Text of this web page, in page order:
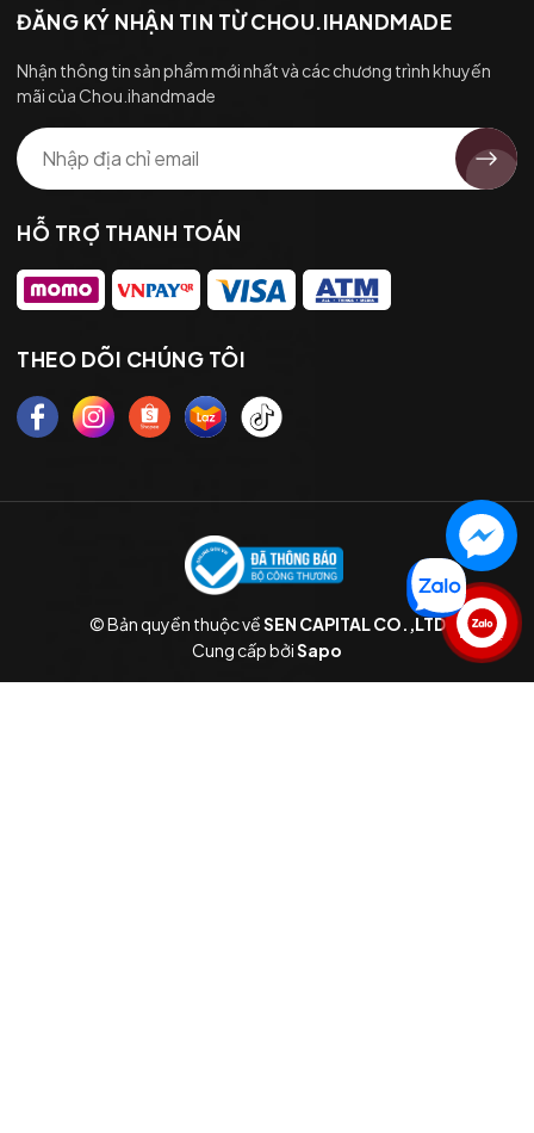
ĐĂNG KÝ NHẬN TIN TỪ CHOU.IHANDMADE
Nhận thông tin sản phẩm mới nhất và các chương trình khuyến
mãi của Chou.ihandmade
HỖ TRỢ THANH TOÁN
THEO DÕI CHÚNG TÔI
© Bản quyền thuộc vềSEN CAPITAL CO.,LTD
Cung cấp bởiSapo
Liên hệ